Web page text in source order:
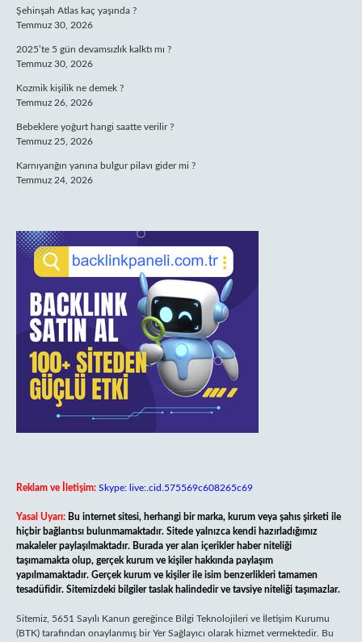
Şehinşah Atlas kaç yaşında ?
Temmuz 30, 2026
2025’te 5 gün devamsızlık kalktı mı ?
Temmuz 30, 2026
Kozmik kişilik ne demek ?
Temmuz 26, 2026
Bebeklere yoğurt hangi saatte verilir ?
Temmuz 25, 2026
Karnıyarığın yanına bulgur pilavı gider mi ?
Temmuz 24, 2026
Reklam ve İletişim: Skype: live:.cid.575569c608265c69
Yasal Uyarı: Bu internet sitesi, herhangi bir marka, kurum veya şahıs şirketi ile
hiçbir bağlantısı bulunmamaktadır. Sitede yalnızca kendi hazırladığımız
makaleler paylaşılmaktadır. Burada yer alan içerikler haber niteliği
taşımamakta olup, gerçek kurum ve kişiler hakkında paylaşım
yapılmamaktadır. Gerçek kurum ve kişiler ile isim benzerlikleri tamamen
tesadüfidir. Sitemizdeki bilgiler taslak halindedir ve tavsiye niteliği taşımazlar.
Sitemiz, 5651 Sayılı Kanun gereğince Bilgi Teknolojileri ve İletişim Kurumu
(BTK) tarafından onaylanmış bir Yer Sağlayıcı olarak hizmet vermektedir. Bu